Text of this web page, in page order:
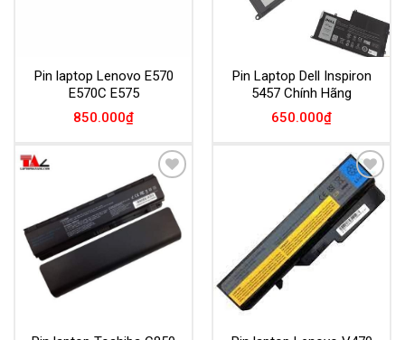
Pin laptop Lenovo E570
E570C E575
850.000₫
Pin Laptop Dell Inspiron
5457 Chính Hãng
650.000₫
Add to
Wishlist
Add to
Wishlist